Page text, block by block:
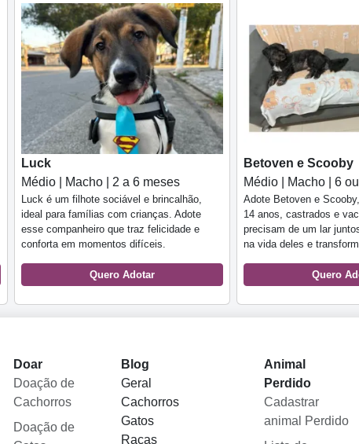
Luck
Médio | Macho | 2 a 6 meses
Luck é um filhote sociável e brincalhão,
ideal para famílias com crianças. Adote
esse companheiro que traz felicidade e
conforta em momentos difíceis.
Quero Adotar
Betoven e Scooby
Médio | Macho | 6
Adote Betoven e
14 anos, castrados e
precisam de um lar
na vida deles e
Quero
Doar
Doação de
Cachorros
Doação de
Blog
Geral
Cachorros
Gatos
Raças
Animal
Perdido
Cadastrar
animal Perdido